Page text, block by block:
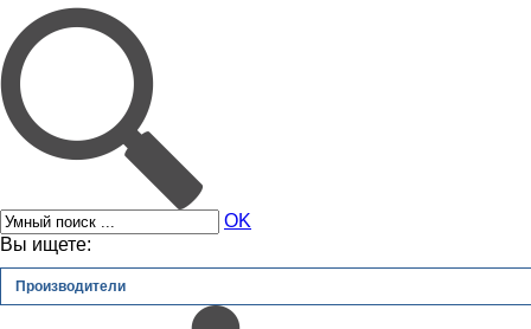
OK
Вы ищете:
Производители